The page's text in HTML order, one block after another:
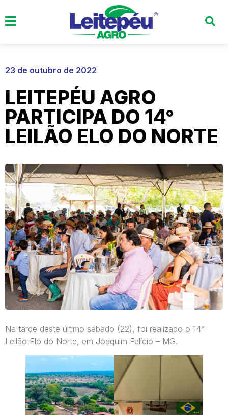
23 de outubro de 2022
LEITEPÉU AGRO
PARTICIPA DO 14°
LEILÃO ELO DO NORTE
Na tarde deste último sábado (22), foi realizado o 14°
Leilão Elo do Norte, em Joaquim Felício – MG.